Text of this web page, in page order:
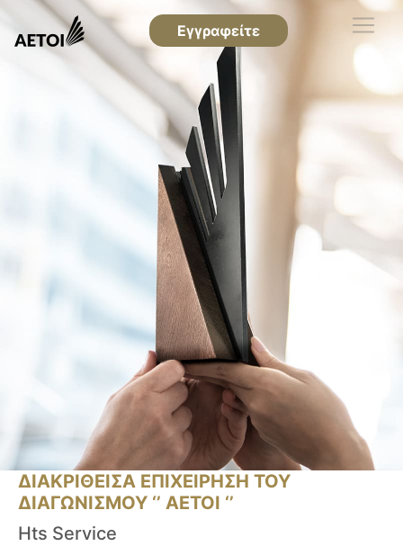
Εγγραφείτε
ΔΙΑΚΡΙΘΕΙΣΑ ΕΠΙΧΕΙΡΗΣΗ ΤΟΥ
ΔΙΑΓΩΝΙΣΜΟΥ ‘’ ΑΕΤΟΙ ‘’
Hts Service